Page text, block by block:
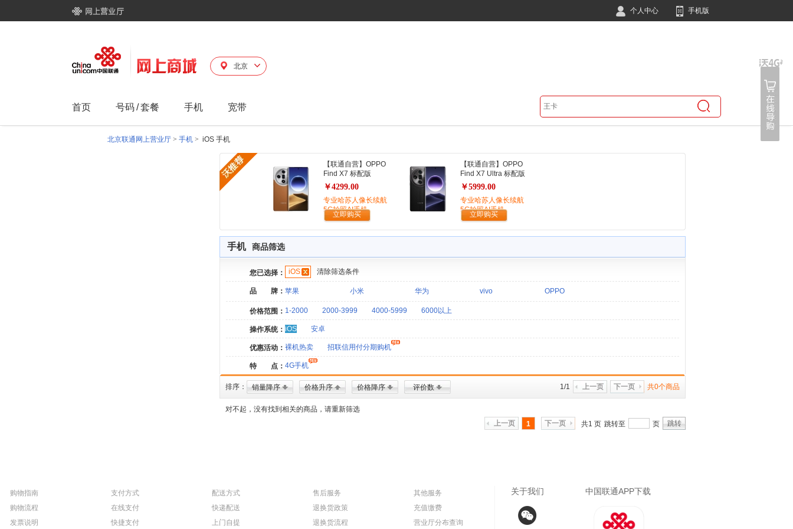
个人中心 手机版
北京
首页 号码/套餐 手机 宽带
北京联通网上营业厅 > 手机 > iOS 手机
【联通自营】OPPO
Find X7 标配版
￥4299.00
专业哈苏人像长续航
5G拍照AI手机
立即购买
【联通自营】OPPO
Find X7 Ultra 标配版
￥5999.00
专业哈苏人像长续航
5G拍照AI手机
立即购买
手机 商品筛选
您已选择： iOS 清除筛选条件
品 牌： 苹果 小米 华为 vivo OPPO
价格范围： 1-2000 2000-3999 4000-5999 6000以上
操作系统： iOS 安卓
优惠活动： 裸机热卖 招联信用付分期购机
特 点： 4G手机
排序： 销量降序 价格升序 价格降序 评价数 共0个商品
下一页
上一页
1/1
对不起，没有找到相关的商品，请重新筛选
上一页
1 下一页 共1 页 跳转至 页 跳转
购物指南
购物流程
发票说明
支付方式
在线支付
快捷支付
配送方式
快递配送
上门自提
售后服务
退换货政策
退换货流程
其他服务
充值缴费
营业厅分布查询
关于我们 中国联通APP下载